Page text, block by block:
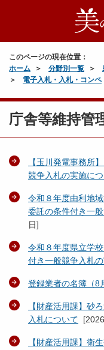
このページの現在位置：
ホーム
分野別一覧
電子入札・入札・コンペ
庁舎等維持管
【玉川発電事務所
競争入札の実施に
令和８年度由利地
委託の条件付き一
日]
令和８年度県立学
付き一般競争入札
登録業者の名簿（8
【財産活用課】砂
入札について [
【財産活用課】衛